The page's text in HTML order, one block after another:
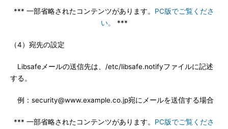
*** 一部省略されたコンテンツがあります。 PC版でご覧くださ
い。
***
（4）宛先の設定
Libsafeメールの送信先は、/etc/libsafe.notifyファイルに記述
する。
例：security@www.example.co.jp宛にメールを送信する場合
*** 一部省略されたコンテンツがあります。 PC版でご覧くださ